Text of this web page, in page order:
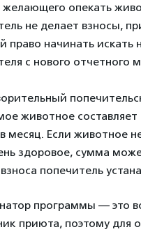
желающего опекать
не делает взносы,
право начинать искать
с нового отчетного
животное
месяц. Если животное
здоровое, сумма
попечитель
программы — это
приюта, поэтому для